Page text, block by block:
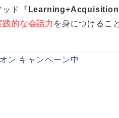
ッド『 Learning+Acquisition
的な会話力 を身につけるこ
ン キャンペーン中